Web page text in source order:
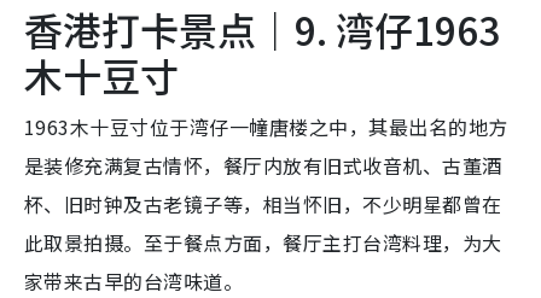
香港打卡景点｜9. 湾仔1963
木十豆寸
1963木十豆寸位于湾仔一幢唐楼之中，其最出名的地方
是装修充满复古情怀，餐厅内放有旧式收音机、古董酒
杯、旧时钟及古老镜子等，相当怀旧，不少明星都曾在
此取景拍摄。至于餐点方面，餐厅主打台湾料理，为大
家带来古早的台湾味道。